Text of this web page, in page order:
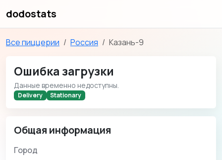
dodostats
Все пиццерии Россия Казань-9
Ошибка загрузки
Данные временно недоступны.
Delivery Stationary
Общая информация
Город